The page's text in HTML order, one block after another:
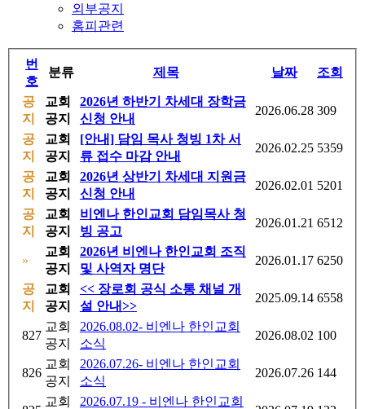
외부공지
홈피관련
번
호
분류 제목 날짜 조회
공
지
교회
공지
2026년 하반기 차세대 장학금
신청 안내
2026.06.28 309
공
지
교회
공지
[안내] 담임 목사 청빙 1차 서
류 접수 마감 안내
2026.02.25 5359
공
지
교회
공지
2026년 상반기 차세대 지원금
신청 안내
2026.02.01 5201
공
지
교회
공지
비엔나 한인교회 담임목사 청
빙 공고
2026.01.21 6512
»
교회
공지
2026년 비엔나 한인교회 조직
및 사역자 명단
2026.01.17 6250
공
지
교회
공지
<< 장로회 공식 소통 채널 개
설 안내>>
2025.09.14 6558
827
교회
공지
2026.08.02- 비엔나 한인교회
소식
2026.08.02 100
826
교회
공지
2026.07.26- 비엔나 한인교회
소식
2026.07.26 144
교회
2026.07.19 - 비엔나 한인교회